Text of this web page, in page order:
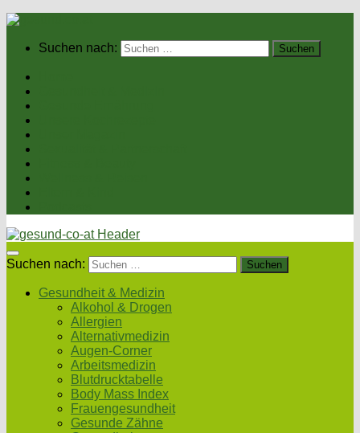
Suchen nach:
Suchen nach:
Gesundheit & Medizin
Alkohol & Drogen
Allergien
Alternativmedizin
Augen-Corner
Arbeitsmedizin
Blutdrucktabelle
Body Mass Index
Frauengesundheit
Gesunde Zähne